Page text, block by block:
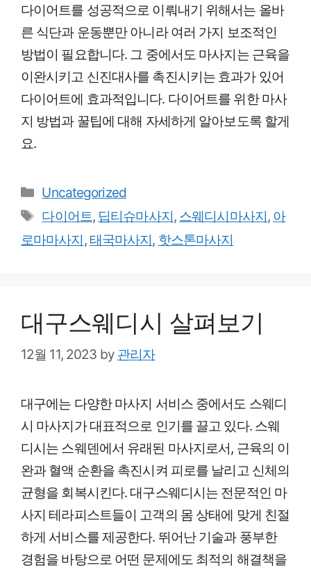
다이어트를 성공적으로 이뤄내기 위해서는 올바
른 식단과 운동뿐만 아니라 여러 가지 보조적인
방법이 필요합니다. 그 중에서도 마사지는 근육을
이완시키고 신진대사를 촉진시키는 효과가 있어
다이어트에 효과적입니다. 다이어트를 위한 마사
지 방법과 꿀팁에 대해 자세하게 알아보도록 할게
요.
Categories
Uncategorized
Tags
다이어트, 딥티슈마사지, 스웨디시마사지, 아
로마마사지 , 태국마사지, 핫스톤마사지
대구스웨디시 살펴보기
12월 11, 2023 by 관리자
대구에는 다양한 마사지 서비스 중에서도 스웨디
시 마사지가 대표적으로 인기를 끌고 있다. 스웨
디시는 스웨덴에서 유래된 마사지로서, 근육의 이
완과 혈액 순환을 촉진시켜 피로를 날리고 신체의
균형을 회복시킨다. 대구스웨디시는 전문적인 마
사지 테라피스트들이 고객의 몸 상태에 맞게 친절
하게 서비스를 제공한다. 뛰어난 기술과 풍부한
경험을 바탕으로 어떤 문제에도 최적의 해결책을